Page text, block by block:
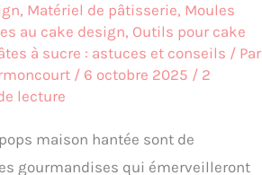
, Matériel de pâtisserie, Moules
au cake design, Outils pour cake
à sucre : astuces et conseils / Par
/ 6 octobre 2025 / 2
lecture
maison hantée sont de
gourmandises qui émerveilleront